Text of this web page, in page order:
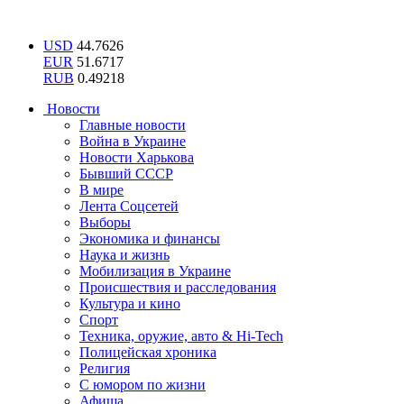
USD 44.7626
EUR 51.6717
RUB 0.49218
Новости
Главные новости
Война в Украине
Новости Харькова
Бывший СССР
В мире
Лента Соцсетей
Выборы
Экономика и финансы
Наука и жизнь
Мобилизация в Украине
Происшествия и расследования
Культура и кино
Спорт
Техника, оружие, авто & Hi-Tech
Полицейская хроника
Религия
С юмором по жизни
Афиша